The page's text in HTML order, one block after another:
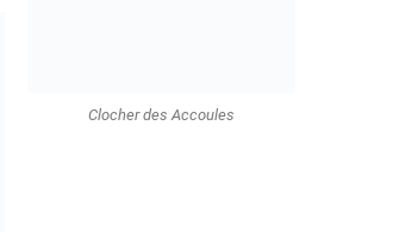
Clocher des Accoules